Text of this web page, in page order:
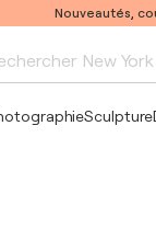
Nouveautés,
New York
Sculpture